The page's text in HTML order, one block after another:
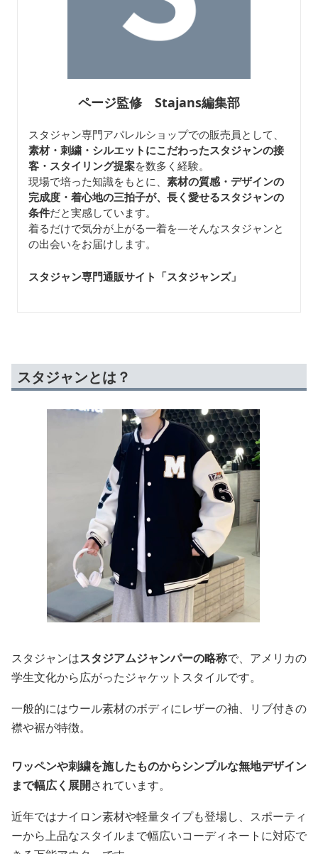
ページ監修 Stajans編集部
スタジャン専門アパレルショップでの販売員として、
素材・刺繍・シルエットにこだわったスタジャンの接
客・スタイリング提案を数多く経験。
現場で培った知識をもとに、 素材の質感・デザインの
完成度・着心地の三拍子が、長く愛せるスタジャンの
条件だと実感しています。
着るだけで気分が上がる一着を—そんなスタジャンと
の出会いをお届けします。
スタジャン専門通販サイト「スタジャンズ」
スタジャンとは？
スタジャンはスタジアムジャンパーの略称で、アメリカの
学生文化から広がったジャケットスタイルです。
一般的にはウール素材のボディにレザーの袖、リブ付きの
襟や裾が特徴。
ワッペンや刺繍を施したものからシンプルな無地デザイン
まで幅広く展開されています。
近年ではナイロン素材や軽量タイプも登場し、スポーティ
ーから上品なスタイルまで幅広いコーディネートに対応で